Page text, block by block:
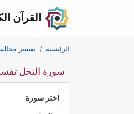
القرآن
الرئيسية تفسير
سورة النحل
اختر سورة